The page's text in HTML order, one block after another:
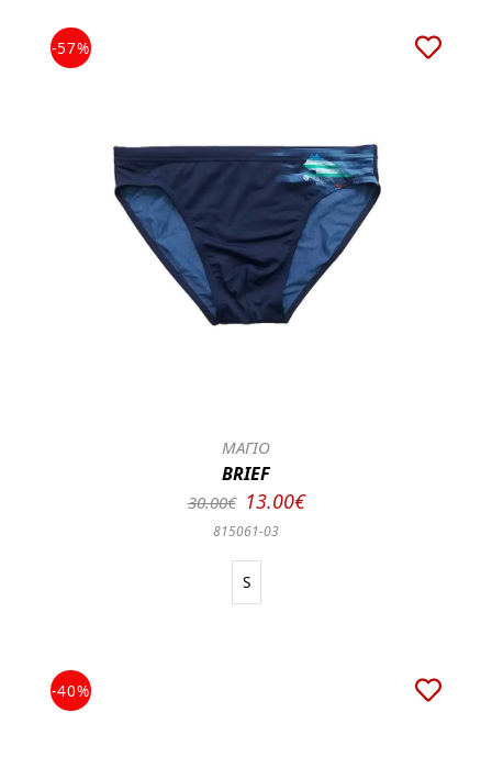
-57%
ΜΑΓΙΟ
BRIEF
30.00€ 13.00€
815061-03
S
-40%